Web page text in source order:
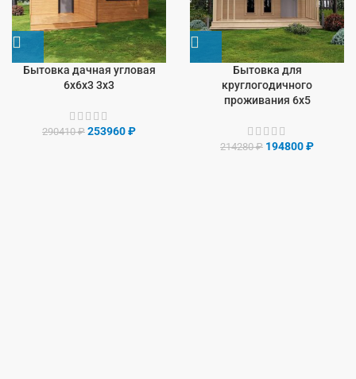
Бытовка дачная угловая
6х6х3 3х3
290410₽ 253960₽
Бытовка для
круглогодичного
проживания 6х5
214280₽ 194800₽